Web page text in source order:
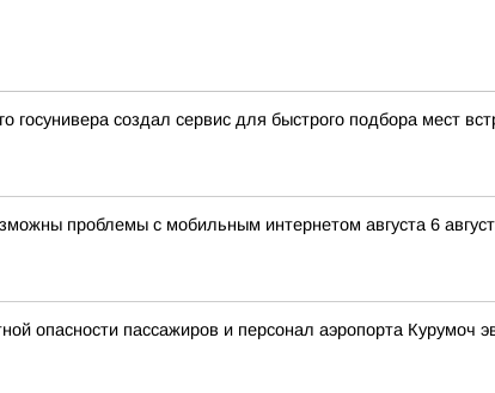
госунивера создал сервис для быстрого подбора мест
проблемы с мобильным интернетом августа 6
опасности пассажиров и персонал аэропорта Курумоч